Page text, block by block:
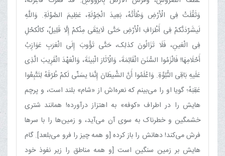
وَثَقُلَتْ فِی الْأَرْضِ وَطْأَتُهُ، بَعِیدَ الْجَوْلَةِ، عَظِیمَ الصَّوْلَةِ. وَاللَّهِ
لَیشَرِّدَنَّکمْ فِی أَطْرَافِ الْأَرْضِ حَتَّی لَایبْقَی‏ مِنْکمْ إِلَّا قَلِیلٌ، کالْکحْلِ
فِی الْعَینِ، فَلَا تَزَالُونَ کذلِک، حَتَّی تَؤُوبَ إِلَی‏ الْعَرَبِ عَوَازِبُ
أَحْلَامِهَا! فَالْزَمُوا السُّنَنَ الْقَائِمَةَ، وَالْآثَارَ الْبَینَةَ، وَالْعَهْدَ الْقَرِیبَ الَّذِی
عَلَیهِ بَاقِی النُّبُوَّةِ. وَاعْلَمُوا أَنَّ الشَّیطَانَ إِنَّمَا یسَنِّی لَکمْ طُرُقَهُ لِتَتَّبِعُوا
عَقِبَهُ؛ گویا او را می‌بینم که نعره‌اش از «شام» بلند است، و پرچم
هایش را در اطراف «کوفه» به اهتزاز درآورده! همانند شتری
خشمگین و خطرناک به سوی آن می‌آید، و زمین‌ها را با سرها
فرش می‌کند! دهانش را باز کرده [و همه چیز را فرو می‌بلعد]. گام
هایش بر زمین سنگین است [و همه مناطق را زیر نفوذ خود